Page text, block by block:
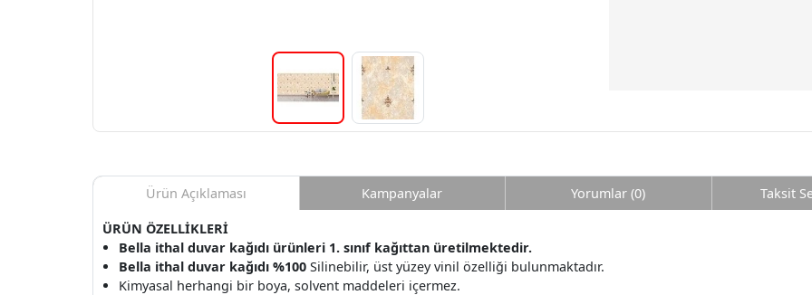
Ürün Açıklaması
ÜRÜN ÖZELLİKLERİ
Bella ithal duvar kağıdı ürünleri 1. sınıf kağıttan üretilmektedir.
Bella ithal duvar kağıdı %100 Silinebilir, üst yüzey vinil özelliği bulunmaktadır.
Kimyasal herhangi bir boya, solvent maddeleri içermez.
Kampanyalar Yorumlar (0) Taksit